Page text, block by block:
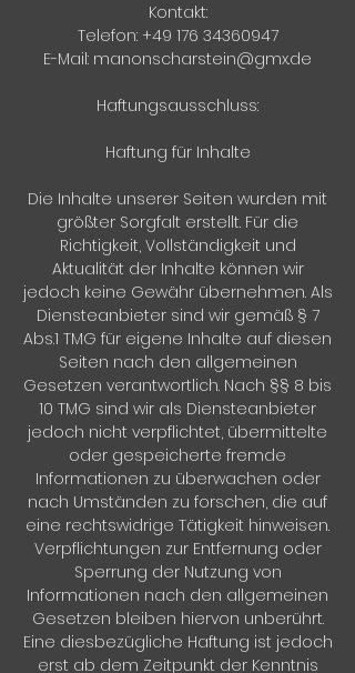
Kontakt:
Telefon: +49 176 34360947
E-Mail: manonscharstein@gmx.de
Haftungsausschluss:
Haftung für Inhalte
Die Inhalte unserer Seiten wurden mit
größter Sorgfalt erstellt. Für die
Richtigkeit, Vollständigkeit und
Aktualität der Inhalte können wir
jedoch keine Gewähr übernehmen. Als
Diensteanbieter sind wir gemäß § 7
Abs.1 TMG für eigene Inhalte auf diesen
Seiten nach den allgemeinen
Gesetzen verantwortlich. Nach §§ 8 bis
10 TMG sind wir als Diensteanbieter
jedoch nicht verpflichtet, übermittelte
oder gespeicherte fremde
Informationen zu überwachen oder
nach Umständen zu forschen, die auf
eine rechtswidrige Tätigkeit hinweisen.
Verpflichtungen zur Entfernung oder
Sperrung der Nutzung von
Informationen nach den allgemeinen
Gesetzen bleiben hiervon unberührt.
Eine diesbezügliche Haftung ist jedoch
erst ab dem Zeitpunkt der Kenntnis